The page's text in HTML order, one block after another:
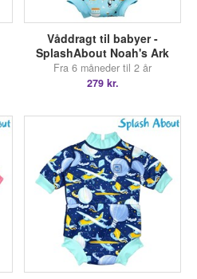
Våddragt til babyer -
SplashAbout Noah's Ark
Fra 6 måneder til 2 år
279 kr.